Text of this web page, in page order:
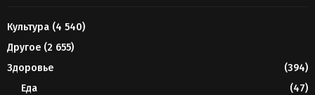
Культура (4 540)
Другое (2 655)
Здоровье
(394)
Еда
(47)